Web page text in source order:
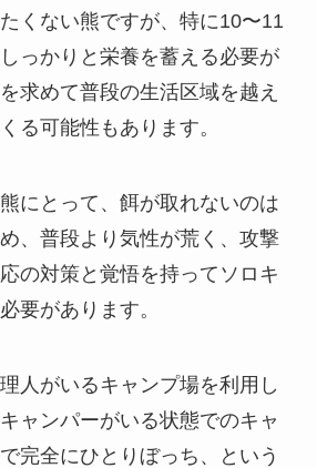
くない熊ですが、特に10〜11
っかりと栄養を蓄える必要が
求めて普段の生活区域を越え
る可能性もあります。
にとって、餌が取れないのは
、普段より気性が荒く、攻撃
の対策と覚悟を持ってソロキ
要があります。
人がいるキャンプ場を利用し
ャンパーがいる状態でのキャ
完全にひとりぼっち、という